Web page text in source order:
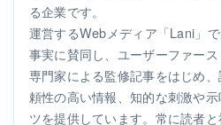
る企業です。
運営するWebメディア「Lani」
事実に賛同し、ユーザーファー
専門家による監修記事をはじめ
頼性の高い情報、知的な刺激や
ツを提供しています。常に読者